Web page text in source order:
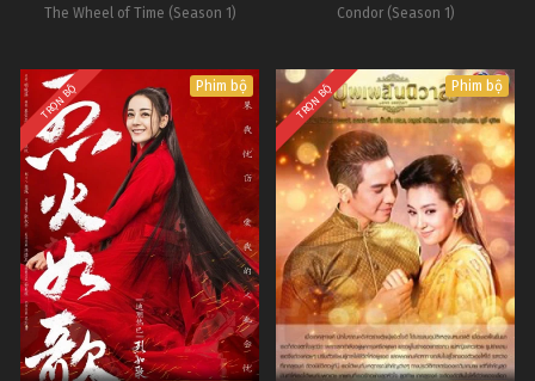
The Wheel of Time (Season 1) Condor (Season 1)
TRỌN BỘ Phim bộ TRỌN BỘ Phim bộ